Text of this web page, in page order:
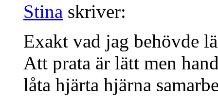
Stina skriver:
Exakt vad jag behövde
Att prata är lätt men
låta hjärta hjärna